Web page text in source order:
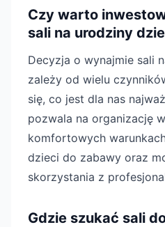
Czy warto
sali na urodziny
Decyzja o wynajmie sali
zależy od wielu
się, co jest dla nas
pozwala na organizację
komfortowych
dzieci do zabawy oraz
skorzystania z
Gdzie szukać sali